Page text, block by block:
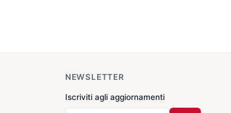
NEWSLETTER
Iscriviti agli aggiornamenti